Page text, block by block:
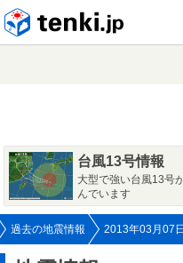
台風13号情報
大型で強い台風13号
んでいます
過去の地震情報 2013年03月07日